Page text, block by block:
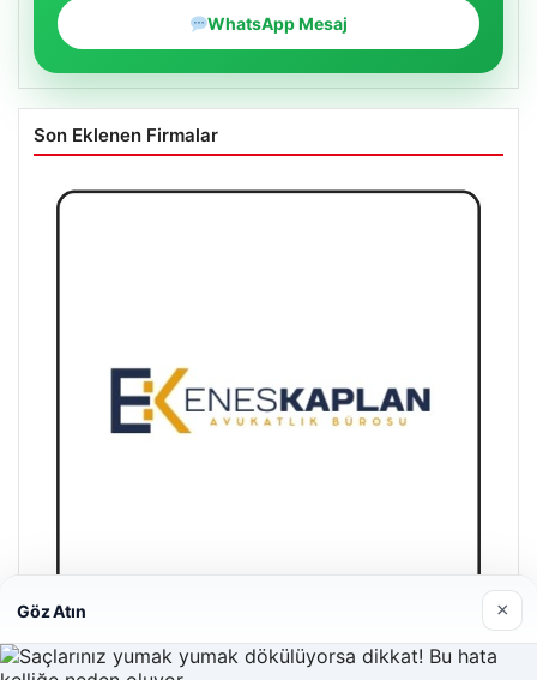
WhatsApp Mesaj
Son Eklenen Firmalar
Enes Kaplan Avukatlık Bürosu
Göz Atın ×